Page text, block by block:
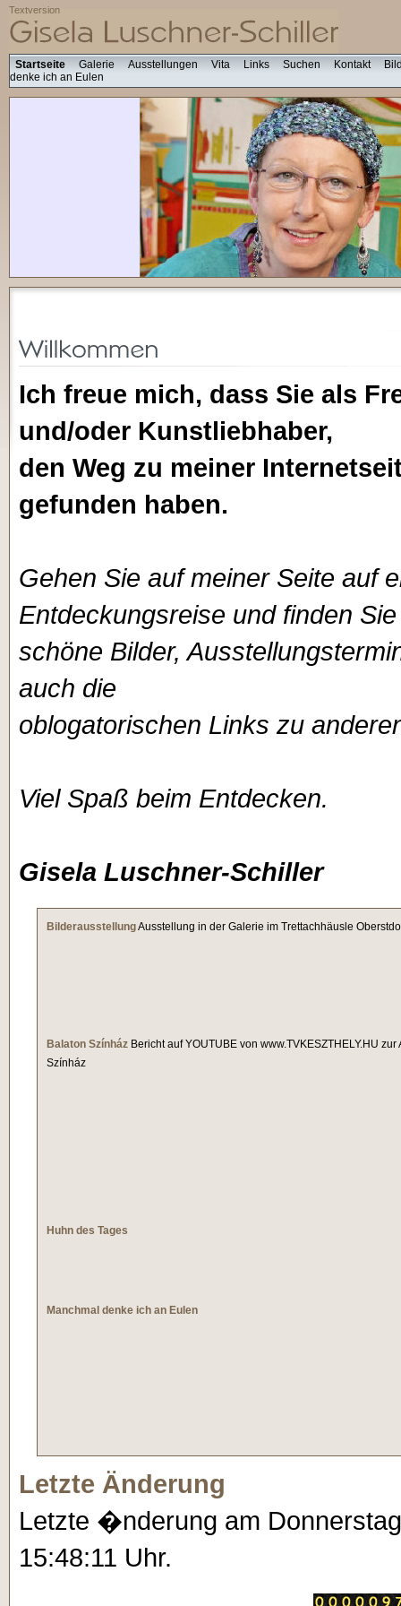
Textversion
Startseite Galerie Ausstellungen Vita Links Suchen Kontakt
denke ich an Eulen
Ich freue mich, dass Sie als
und/oder Kunstliebhaber,
den Weg zu meiner
gefunden haben.
Gehen Sie auf meiner Seite auf
Entdeckungsreise und finden Sie
schöne Bilder,
auch die
oblogatorischen Links zu
Viel Spaß beim Entdecken.
Gisela Luschner-Schiller
BilderausstellungAusstellung in der Galerie im Trettachhäusle
Balaton Színház Bericht auf YOUTUBE von www.TVKESZTHELY.HU
Színház
Huhn des Tages
Manchmal denke ich an Eulen
Letzte Änderung
Letzte �nderung am
15:48:11 Uhr.